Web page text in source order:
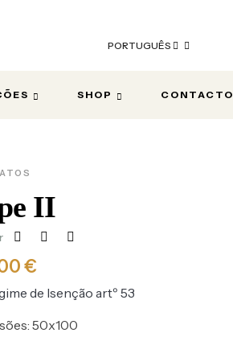
PORTUGUÊS
SHOP CONTACTO
II
€
de Isenção artº 53
50x100